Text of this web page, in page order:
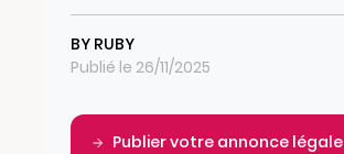
BY RUBY
Publié le 26/11/2025
Publier votre annonce légale